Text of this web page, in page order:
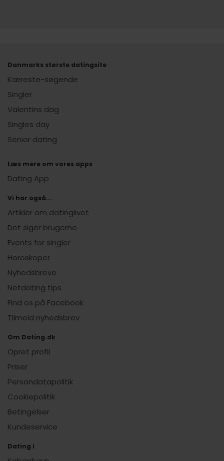
Danmarks største datingsite
Kæreste-søgende
Singler
Valentins dag
Singles day
Senior dating
Læs mere om vores apps
Dating App
Vi har også...
Artikler om datinglivet
Det siger brugerne
Events for singler
Horoskoper
Nyhedsbreve
Netdating tips
Find os på Facebook
Tilmeld nyhedsbrev
Om Dating.dk
Opret profil
Priser
Persondatapolitik
Cookiepolitik
Betingelser
Kundeservice
Dating i